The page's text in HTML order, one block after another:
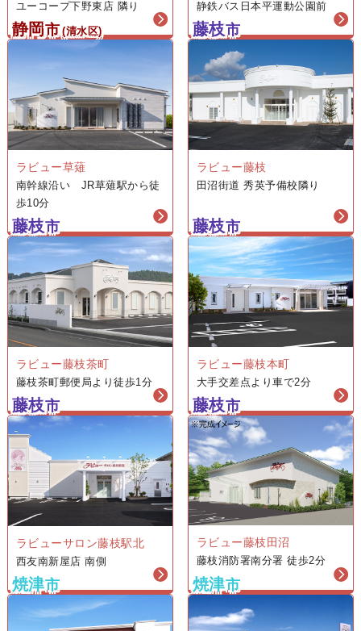
ユーコープ下野東店 隣り 静鉄バス日本平運動公園前
静岡市 (清水区)
ラビュー草薙
南幹線沿い JR草薙駅から徒
歩10分
藤枝市
ラビュー藤枝
田沼街道 秀英予備校隣り
藤枝市
ラビュー藤枝茶町
藤枝茶町郵便局より徒歩1分
藤枝市
ラビュー藤枝本町
大手交差点より車で2分
藤枝市
ラビューサロン藤枝駅北
西友南新屋店 南側
藤枝市
ラビュー藤枝田沼
藤枝消防署南分署 徒歩2分
焼津市 焼津市